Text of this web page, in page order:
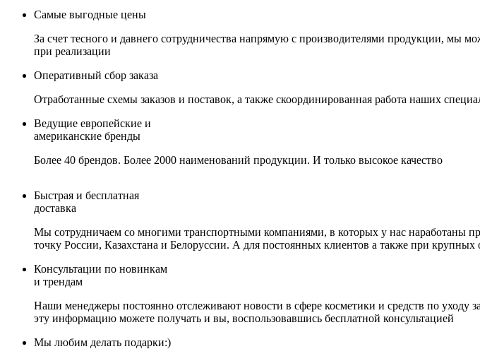
Самые выгодные цены
За счет тесного и давнего сотрудничества напрямую с производителями продукции,
при реализации
Оперативный сбор заказа
Отработанные схемы заказов и поставок, а также скоординированная работа наших
Ведущие европейские и
американские бренды
Более 40 брендов. Более 2000 наименований продукции. И только высокое качество
Быстрая и бесплатная
доставка
Мы сотрудничаем со многими транспортными компаниями, в которых у нас наработаны
точку России, Казахстана и Белоруссии. А для постоянных клиентов а также при
Консультации по новинкам
и трендам
Наши менеджеры постоянно отслеживают новости в сфере косметики и средств по
эту информацию можете получать и вы, воспользовавшись бесплатной консультацией
Мы любим делать подарки:)